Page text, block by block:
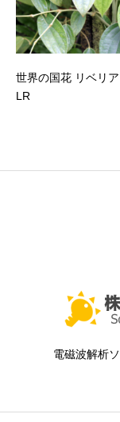
世界の国花 リベリ
LR
電磁波解析